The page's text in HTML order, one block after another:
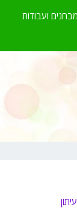
מבחנים ועבודות